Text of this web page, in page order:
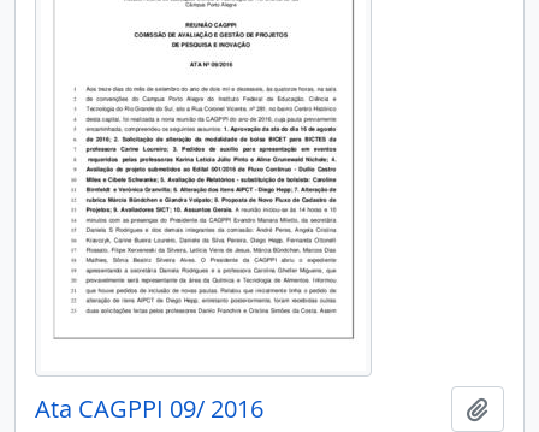
Ata CAGPPI 09/ 2016